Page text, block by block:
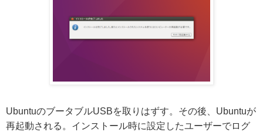
UbuntuのブータブルUSBを取りはずす。その後、Ubuntuが
再起動される。インストール時に設定したユーザーでログ